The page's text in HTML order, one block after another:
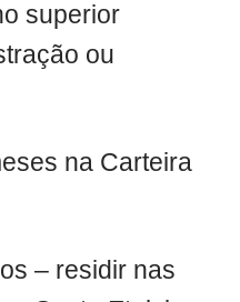
superior
ou
na Carteira
– residir nas